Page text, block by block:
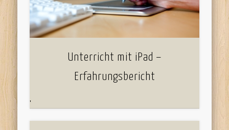
Unterricht mit iPad –
Erfahrungsbericht
'